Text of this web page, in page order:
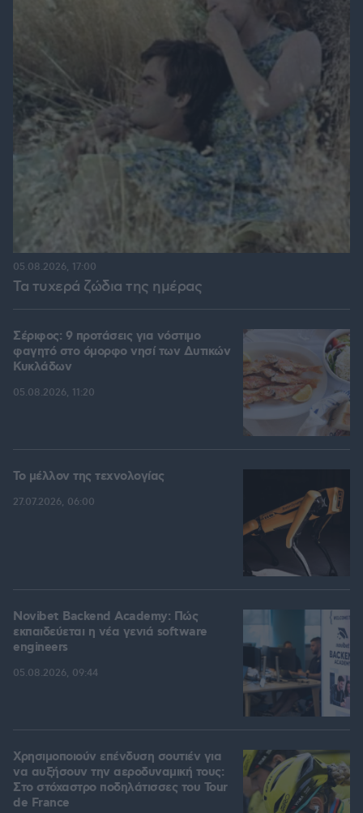
Τα τυχερά ζώδια της ημέρας
05.08.2026, 17:00
Σέριφος: 9 προτάσεις για νόστιμο
φαγητό στο όμορφο νησί των Δυτικών
Κυκλάδων
05.08.2026, 11:20
Το μέλλον της τεχνολογίας
27.07.2026, 06:00
Novibet Backend Academy: Πώς
εκπαιδεύεται η νέα γενιά software
engineers
05.08.2026, 09:44
Χρησιμοποιούν επένδυση σουτιέν για
να αυξήσουν την αεροδυναμική τους:
Στο στόχαστρο ποδηλάτισσες του Tour
de France